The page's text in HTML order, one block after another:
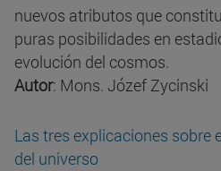
nuevos atributos que
puras posibilidades en
evolución del cosmos.
Autor: Mons. Józef Zycinski
Las tres explicaciones sobre
del universo